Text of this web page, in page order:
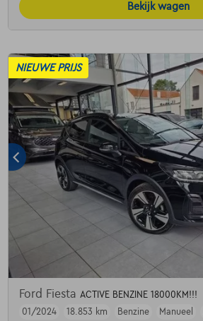
Bekijk wagen
NIEUWE PRIJS
Ford Fiesta ACTIVE BENZINE 18000KM!!!
01/2024
18.853 km Benzine Manueel